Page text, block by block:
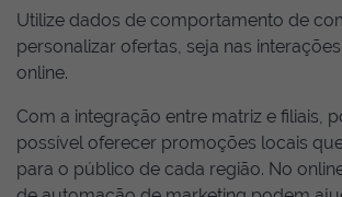
Utilize dados de comportamento de
personalizar ofertas, seja nas
online.
Com a integração entre matriz e filiais,
possível oferecer promoções locais
para o público de cada região. No